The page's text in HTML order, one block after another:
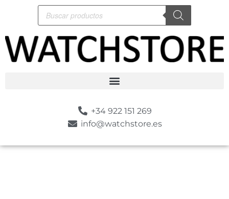
+34 922 151 269
info@watchstore.es